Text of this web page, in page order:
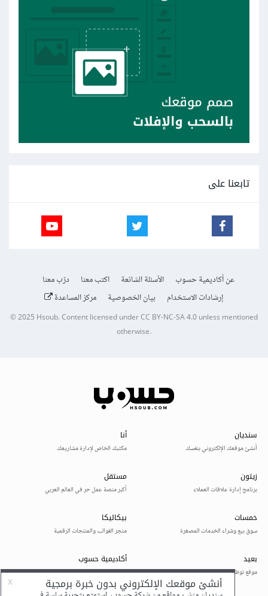
تابعنا على
عن أكاديمية حسوب الأسئلة الشائعة اكتب معنا
درّب معنا
إرشادات الاستخدام
بيان الخصوصية مركز المساعدة
© 2025Hsoub.Content licensed underCC BY-NC-SA 4.0unless mentioned
otherwise.